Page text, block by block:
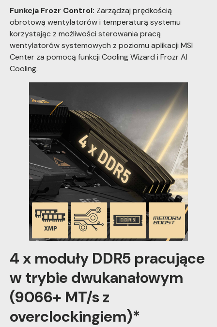
Funkcja Frozr Control: Zarządzaj prędkością
obrotową wentylatorów i temperaturą systemu
korzystając z możliwości sterowania pracą
wentylatorów systemowych z poziomu aplikacji MSI
Center za pomocą funkcji Cooling Wizard i Frozr AI
Cooling.
4 x moduły DDR5 pracujące
w trybie dwukanałowym
(9066+ MT/s z
overclockingiem)*